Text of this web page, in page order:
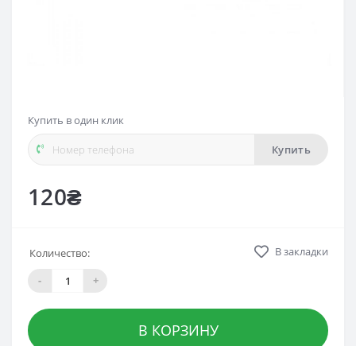
120₴
Купить в один клик
Купить
Количество:
-
+
В закладки
В КОРЗИНУ